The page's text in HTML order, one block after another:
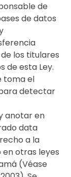
de
de datos
los titulares
de esta Ley.
toma el
detectar
anotar en
data
a la
otras leyes
(Véase